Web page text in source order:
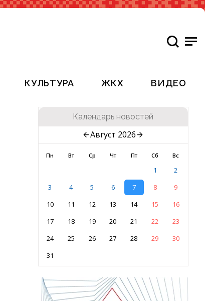
КУЛЬТУРА ЖКХ ВИДЕО
Календарь новостей
Август 2026
Пн Вт Ср Чт Пт Сб Вс
1
2
3
4 5 6 7 8
9
10
11 12 13 14 15
16
17
18 19 20 21 22
23
24
25 26 27 28 29
30
31